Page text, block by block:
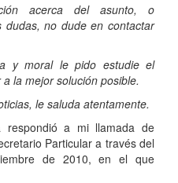
acerca del asunto, o
dudas, no dude en contactar
y moral le pido estudie el
la mejor solución posible.
le saluda atentamente.
respondió a mi llamada de
Particular a través del
de 2010, en el que